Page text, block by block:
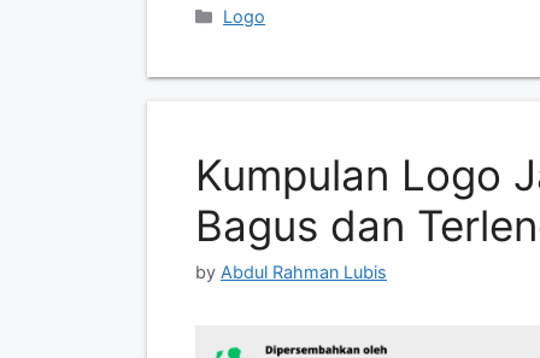
Categories
Logo
Kumpulan Logo
Bagus dan
by Abdul Rahman Lubis